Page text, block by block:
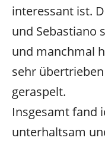
interessant ist.
und Sebastiano
und manchmal
sehr
geraspelt.
Insgesamt fand
unterhaltsam